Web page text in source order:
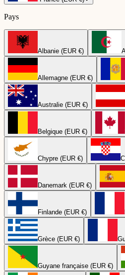
Pays
Albanie (EUR €)
Allemagne (EUR €)
Australie (EUR €)
Belgique (EUR €)
Chypre (EUR €)
Danemark (EUR €)
Finlande (EUR €)
Grèce (EUR €)
Guyane française (EUR €)